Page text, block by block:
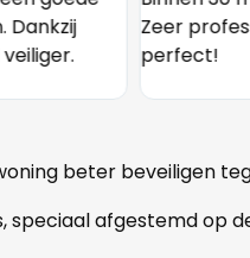
Dankzij
Zeer
perfect!
beter beveiligen
afgestemd op